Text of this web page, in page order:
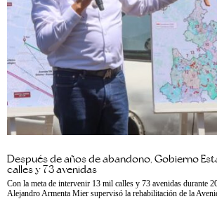
Después de años de abandono, Gobierno
calles y 73 avenidas
Con la meta de intervenir 13 mil calles y 73 avenidas durante
Alejandro Armenta Mier supervisó la rehabilitación de la